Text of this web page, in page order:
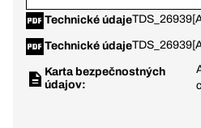
Technické údaje
Technické údaje
Karta bezpečnostných
údajov: